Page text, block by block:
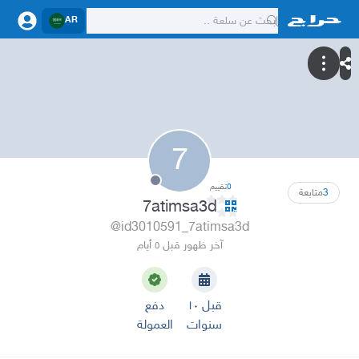
AR
7
3متابعة 0تقييم
7atimsa3d
@id3010591_7atimsa3d
آخر ظهور قبل ٥ أيام
قبل ١٠
سنوات
دفع
العمولة